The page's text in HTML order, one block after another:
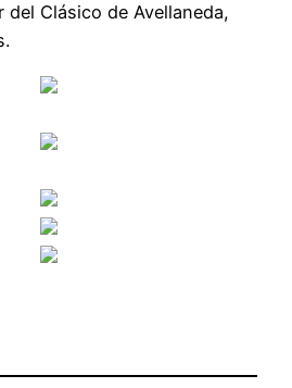
del Clásico de Avellaneda,